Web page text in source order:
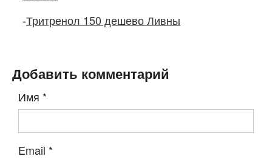
-Тритренол 150 дешево Ливны
Добавить комментарий
Имя *
Email *